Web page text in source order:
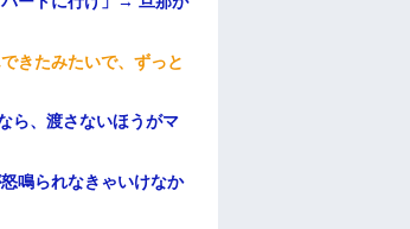
きたみたいで、ずっと
ら、渡さないほうがマ
鳴られなきゃいけなか